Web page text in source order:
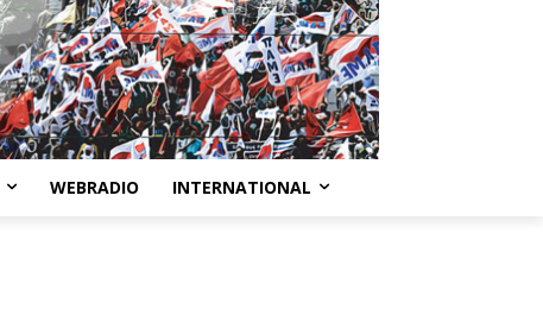
WEBRADIO INTERNATIONAL